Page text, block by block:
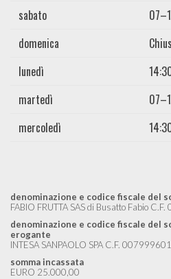
sabato
domenica
lunedì
martedì
mercoledì
denominazione e codice fiscale del
FABIO FRUTTA SAS di Busatto Fabio
denominazione e codice fiscale del
erogante
INTESA SANPAOLO SPA C.F.
somma incassata
EURO 25.000,00